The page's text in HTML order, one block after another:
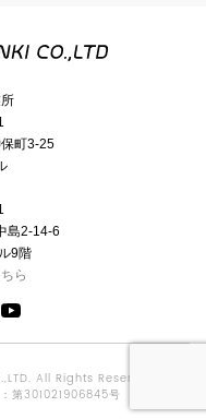
町3-25
島2-14-6
9階
ら
All Rights Reserved.
第301021906845号